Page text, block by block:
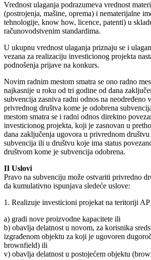
Vrednost ulaganja podrazumeva vrednost
(postrojenja, mašine, oprema) i nematerijalne
tehnologije, know how, licence, patenti) u
računovodstvenim standardima.
U ukupnu vrednost ulaganja priznaju se i
vezana za realizaciju investicionog projekta
podnošenja prijave na konkurs.
Novim radnim mestom smatra se ono radno
najkasnije u roku od tri godine od dana
subvencija zasniva radni odnos na neodređeno
privrednog društva kome je odobrena
mestom smatra se i radni odnos direktno
investicionog projekta, koji je zasnovan u
dana zaključenja ugovora u privrednom
subvencija ili u društvu koje ima status
društvom kome je subvencija odobrena.
II Uslovi
Pravo na subvenciju može ostvariti privredno
da kumulativno ispunjava sledeće uslove:
1. Realizuje investicioni projekat na teritoriji
a) gradi nove proizvodne kapacitete ili
b) obavlja delatnost u novom, za korisnika
izgrađenom objektu za koji je ugovoren
brownfield) ili
v) obavlja delatnost u postojećem objektu